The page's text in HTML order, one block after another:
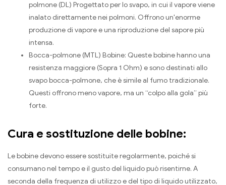
polmone (DL) Progettato per lo svapo, in cui il vapore viene
inalato direttamente nei polmoni. Offrono un'enorme
produzione di vapore e una riproduzione del sapore più
intensa.
Bocca-polmone (MTL) Bobine: Queste bobine hanno una
resistenza maggiore (Sopra 1 Ohm) e sono destinati allo
svapo bocca-polmone, che è simile al fumo tradizionale.
Questi offrono meno vapore, ma un “colpo alla gola” più
forte.
Cura e sostituzione delle bobine:
Le bobine devono essere sostituite regolarmente, poiché si
consumano nel tempo e il gusto del liquido può risentirne. A
seconda della frequenza di utilizzo e del tipo di liquido utilizzato,